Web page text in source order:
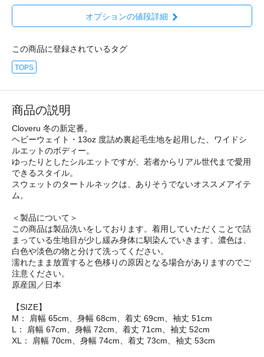
オプションの値段詳細
この商品に登録されているタグ
TOPS
商品の説明
Cloveru 冬の新定番。
ヘビーウェイト・13oz 度詰め裏起毛生地を起用した、ワイドシ
ルエットのボディー。
ゆったりとしたシルエットですが、若者からリアル世代まで愛用
できるスタイル。
スウェットのタートルネックは、ありそうでないオススメアイテ
ム。
＜製品について＞
この商品は製品洗いをしております。着用していただくことで詰
まっている生地目が少し緩み身体に馴染んでいきます。濃色は、
白色や淡色の物と分けて洗ってください。
濡れたまま放置すると色移りの原因となる場合がありますのでご
注意ください。
原産国／日本
【SIZE】
M： 肩幅 65cm、身幅 68cm、着丈 69cm、袖丈 51cm
L： 肩幅 67cm、身幅 72cm、着丈 71cm、袖丈 52cm
XL： 肩幅 70cm、身幅 74cm、着丈 73cm、袖丈 53cm